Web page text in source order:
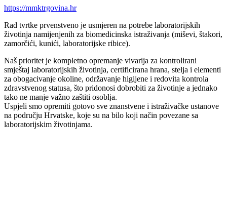
https://mmktrgovina.hr
Rad tvrtke prvenstveno je usmjeren na potrebe laboratorijskih
životinja namijenjenih za biomedicinska istraživanja (miševi, štakori,
zamorčići, kunići, laboratorijske ribice).
Naš prioritet je kompletno opremanje vivarija za kontrolirani
smještaj laboratorijskih životinja, certificirana hrana, stelja i elementi
za obogacivanje okoline, održavanje higijene i redovita kontrola
zdravstvenog statusa, što pridonosi dobrobiti za životinje a jednako
tako ne manje važno zaštiti osoblja.
Uspjeli smo opremiti gotovo sve znanstvene i istraživačke ustanove
na području Hrvatske, koje su na bilo koji način povezane sa
laboratorijskim životinjama.